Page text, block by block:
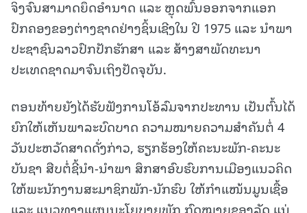
ຈິງຈົນສາມາດຍຶດອຳນາດ ແລະ ຫຼຸດພົ້ນອອກຈາກແອກ
ປົກຄອງຂອງຕ່າງຊາດຢ່າງຊິ້ນເຊີງໃນ ປີ 1975 ແລະ ນຳພາ
ປະຊາຊົນລາວປົກປັກຮັກສາ ແລະ ສ້າງສາພັດທະນາ
ປະເທດຊາດມາຈົນເຖິງປັດຈຸບັນ.
ຕອນທ້າຍຍັງໄດ້ຮັບຟັງການໂອ້ລົມຈາກປະທານ ເປັນຕົ້ນໄດ້
ຍົກໃຫ້ເຫັນພາລະບົດບາດ ຄວາມໝາຍຄວາມສຳຄັນຕໍ່ 4
ວັນປະຫວັດສາດດັ່ງກ່າວ, ຮຽກຮ້ອງໃຫ້ຄະນະພັກ-ຄະນະ
ບັນຊາ ສືບຕໍ່ຊີ້ນຳ-ນຳພາ ສຶກສາອົບຮົບການເມືອງແນວຄິດ
ໃຫ້ພະນັກງານສະມາຊິກພັກ-ນັກຮົບ ໃຫ້ກຳແໜ້ນມູນເຊື້ອ
ແລະ ແນວທາງແຜນນະໂຍບາຍພັກ ກົດໝາຍຂອງລັດ ແນ່